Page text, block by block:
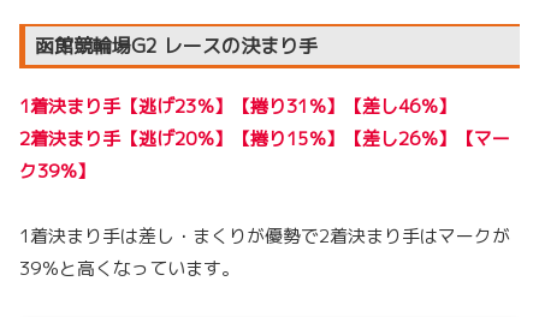
函館競輪場G2 レースの決まり手
1着決まり手【逃げ23％】【捲り31％】【差し46％】
2着決まり手【逃げ20％】【捲り15％】【差し26％】【マー
ク39％】
1着決まり手は差し・まくりが優勢で2着決まり手はマークが
39％と高くなっています。